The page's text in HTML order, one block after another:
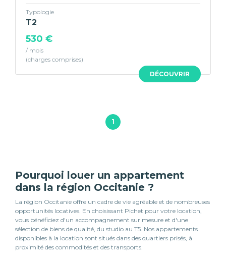
DÉCOUVRIR
Typologie
T2
530 €
/ mois
1
Pourquoi louer un appartement
dans la région Occitanie ?
La région Occitanie offre un cadre de vie agréable et de nombreuses
opportunités locatives. En choisissant Pichet pour votre location,
vous bénéficiez d'un accompagnement sur mesure et d'une
sélection de biens de qualité, du studio au T5. Nos appartements
disponibles à la location sont situés dans des quartiers prisés, à
proximité des commodités et des transports.